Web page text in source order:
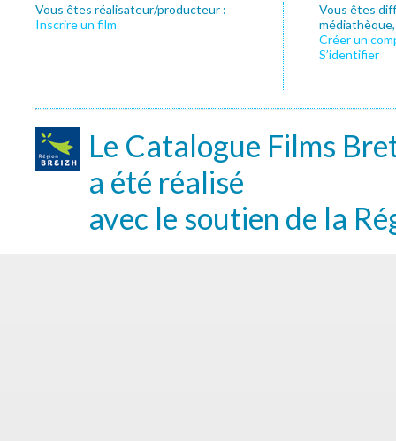
Vous êtes réalisateur/producteur :
Inscrire un film
Vous êtes
Créer un
S’identifier
Le Catalogue Films
a été réalisé
avec le soutien de la